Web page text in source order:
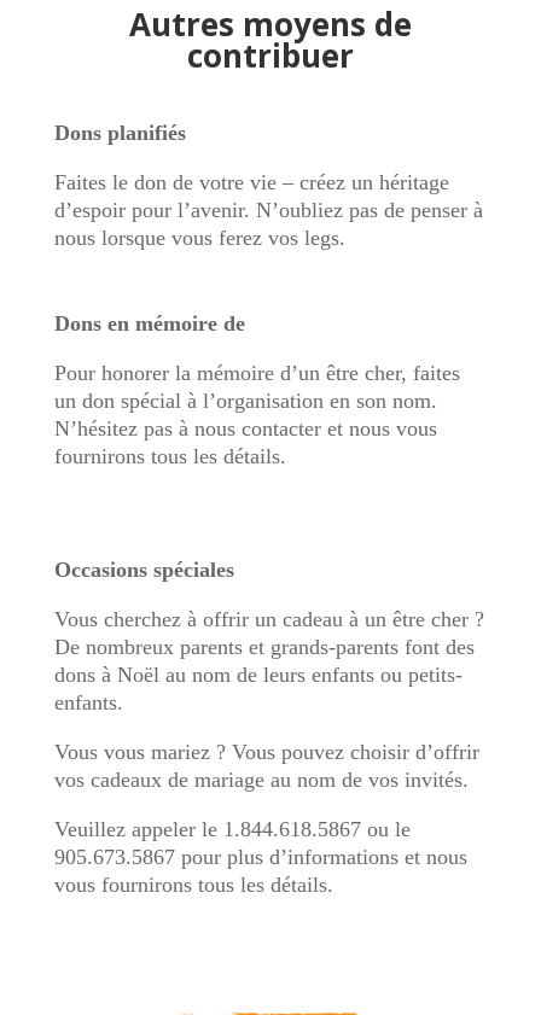
Autres moyens de
contribuer
Dons planifiés
Faites le don de votre vie – créez un héritage
d’espoir pour l’avenir. N’oubliez pas de penser à
nous lorsque vous ferez vos legs.
Dons en mémoire de
Pour honorer la mémoire d’un être cher, faites
un don spécial à l’organisation en son nom.
N’hésitez pas à nous contacter et nous vous
fournirons tous les détails.
Occasions spéciales
Vous cherchez à offrir un cadeau à un être cher ?
De nombreux parents et grands-parents font des
dons à Noël au nom de leurs enfants ou petits-
enfants.
Vous vous mariez ? Vous pouvez choisir d’offrir
vos cadeaux de mariage au nom de vos invités.
Veuillez appeler le 1.844.618.5867 ou le
905.673.5867 pour plus d’informations et nous
vous fournirons tous les détails.